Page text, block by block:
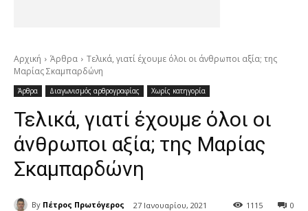
Αρχική Άρθρα
Τελικά, γιατί έχουμε όλοι οι άνθρωποι αξία; της
Μαρίας Σκαμπαρδώνη
Άρθρα Διαγωνισμός αρθρογραφίας Χωρίς κατηγορία
Τελικά, γιατί έχουμε όλοι οι
άνθρωποι αξία; της Μαρίας
Σκαμπαρδώνη
By Πέτρος Πρωτόγερος 27 Ιανουαρίου, 2021 0
1115